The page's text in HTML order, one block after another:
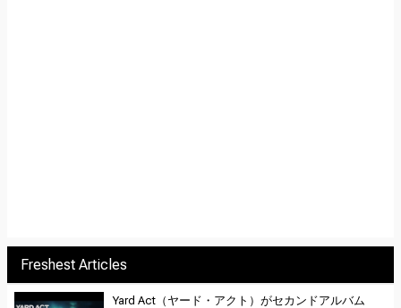
Freshest Articles
Yard Act（ヤード・アクト）がセカンドアルバム